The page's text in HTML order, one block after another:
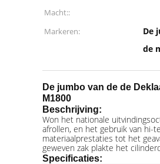
Macht::
Markeren:
De
de
De jumbo van de de
M1800
Beschrijving:
Won het nationale
afrollen, en het gebruik van hi-
materiaalprestaties tot het
geweven zak plakte het
Specificaties: